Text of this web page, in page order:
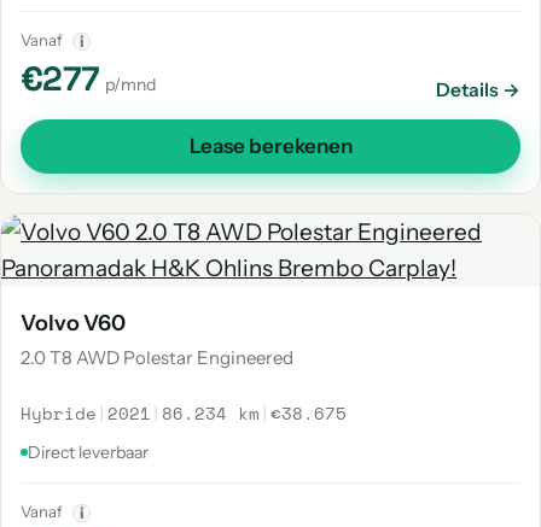
Vanaf i
€277 p/mnd Details →
Lease berekenen
Volvo V60
2.0 T8 AWD Polestar Engineered
Hybride | 2021 | 86.234 km |€38.675
Direct leverbaar
Vanaf i